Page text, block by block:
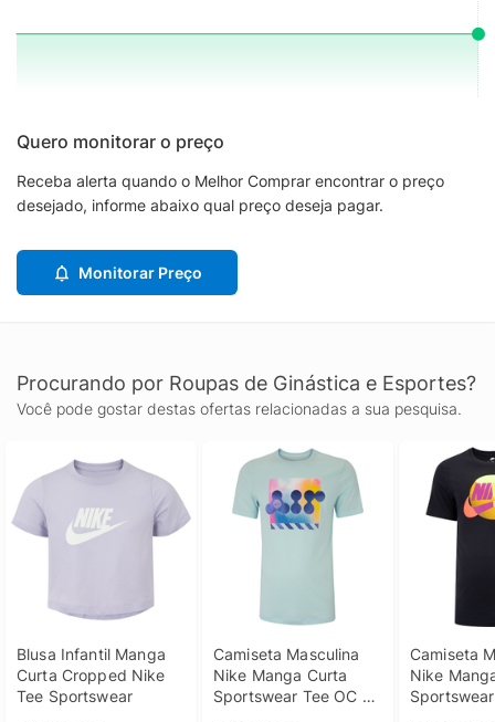
Quero monitorar o preço
Receba alerta quando o Melhor Comprar encontrar o preço
desejado, informe abaixo qual preço deseja pagar.
Monitorar Preço
Procurando por Roupas de Ginástica e Esportes?
Você pode gostar destas ofertas relacionadas a sua pesquisa.
Blusa Infantil Manga
Curta Cropped Nike
Tee Sportswear
Camiseta Masculina
Nike Manga Curta
Sportswear Tee OC
Camiseta
Nike